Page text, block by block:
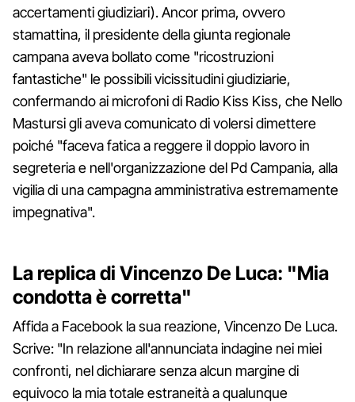
accertamenti giudiziari). Ancor prima, ovvero
stamattina, il presidente della giunta regionale
campana aveva bollato come "ricostruzioni
fantastiche" le possibili vicissitudini giudiziarie,
confermando ai microfoni di Radio Kiss Kiss, che Nello
Mastursi gli aveva comunicato di volersi dimettere
poiché "faceva fatica a reggere il doppio lavoro in
segreteria e nell'organizzazione del Pd Campania, alla
vigilia di una campagna amministrativa estremamente
impegnativa".
La replica di Vincenzo De Luca: "Mia
condotta è corretta"
Affida a Facebook la sua reazione, Vincenzo De Luca.
Scrive: "In relazione all'annunciata indagine nei miei
confronti, nel dichiarare senza alcun margine di
equivoco la mia totale estraneità a qualunque